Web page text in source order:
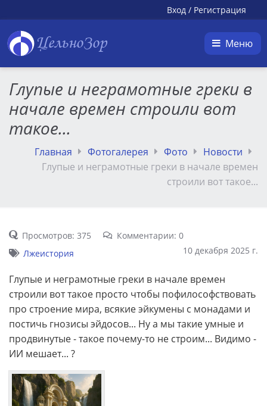
Вход / Регистрация
ЦельноЗор Меню
Глупые и неграмотные греки в
начале времен строили вот
такое...
Главная Фотогалерея Фото
Новости
Глупые и неграмотные греки в начале времен
строили вот такое...
Просмотров: 375
Комментарии: 0
10 декабря 2025 г.
Лжеистория
Глупые и неграмотные греки в начале времен
строили вот такое просто чтобы пофилософствовать
про строение мира, всякие эйкумены с монадами и
постичь гнозисы эйдосов... Ну а мы такие умные и
продвинутые - такое почему-то не строим... Видимо -
ИИ мешает... ?